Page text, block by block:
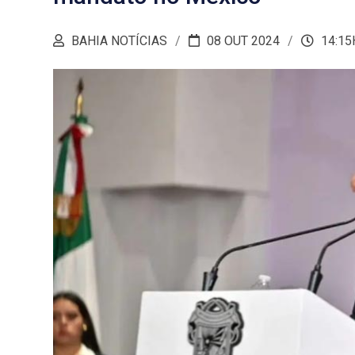
BAHIA NOTÍCIAS 08 OUT 2024